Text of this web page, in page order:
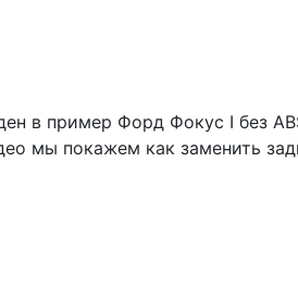
в пример Форд Фокус I без
мы покажем как заменить